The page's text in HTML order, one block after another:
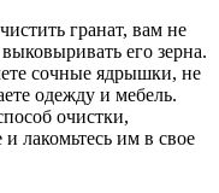
гранат, вам не
его зерна.
сочные ядрышки, не
одежду и мебель.
очистки,
лакомьтесь им в свое